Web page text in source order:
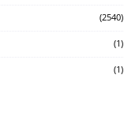
(2540)
(1)
(1)